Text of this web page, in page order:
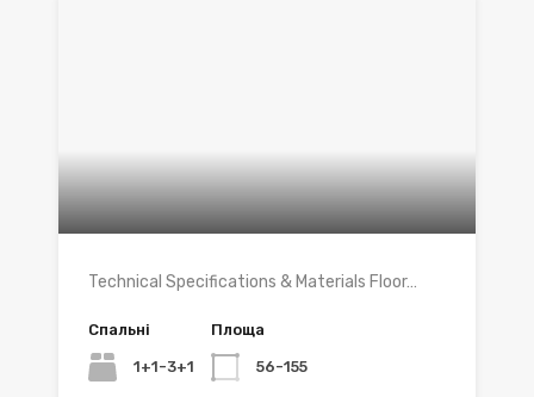
Technical Specifications & Materials Floor…
Спальні
1+1-3+1
Площа
56-155